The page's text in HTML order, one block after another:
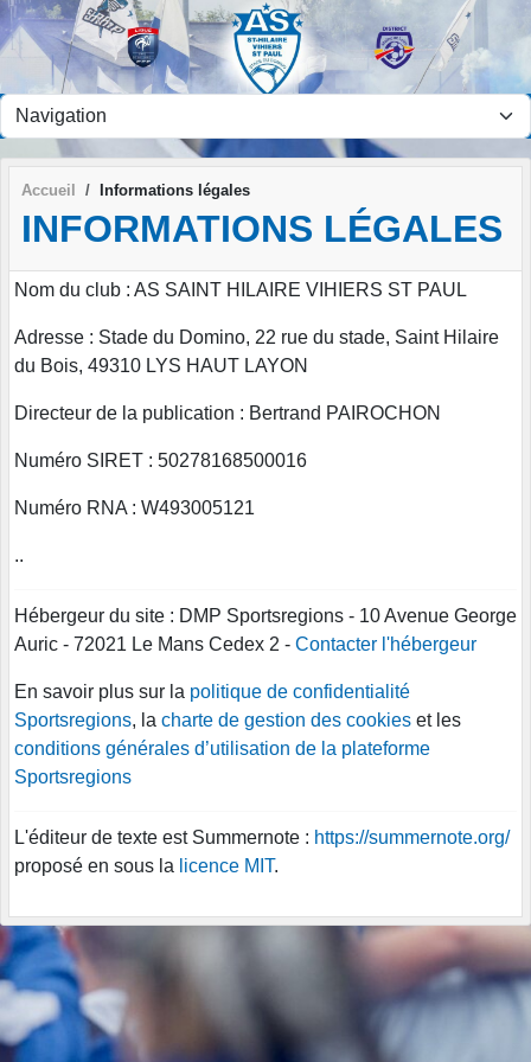
Accueil Informations légales
INFORMATIONS LÉGALES
Nom du club : AS SAINT HILAIRE VIHIERS ST PAUL
Adresse : Stade du Domino, 22 rue du stade, Saint Hilaire
du Bois, 49310 LYS HAUT LAYON
Directeur de la publication : Bertrand PAIROCHON
Numéro SIRET : 50278168500016
Numéro RNA : W493005121
..
Hébergeur du site : DMP Sportsregions - 10 Avenue George
Auric - 72021 Le Mans Cedex 2 - Contacter l'hébergeur
En savoir plus sur la politique de confidentialité
Sportsregions, la charte de gestion des cookies et les
conditions générales d’utilisation de la plateforme
Sportsregions
L'éditeur de texte est Summernote : https://summernote.org/
proposé en sous la licence MIT.
Panneau de gestion des cookies